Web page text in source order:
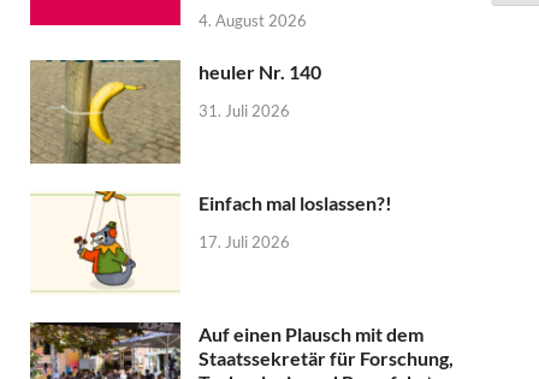
4. August 2026
heuler Nr. 140
31. Juli 2026
Einfach mal loslassen?!
17. Juli 2026
Auf einen Plausch mit dem
Staatssekretär für Forschung,